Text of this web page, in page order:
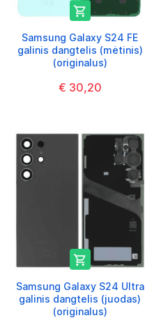

Samsung Galaxy S24 FE
galinis dangtelis (mėtinis)
(originalus)
€ 30,20

Samsung Galaxy S24 Ultra
galinis dangtelis (juodas)
(originalus)